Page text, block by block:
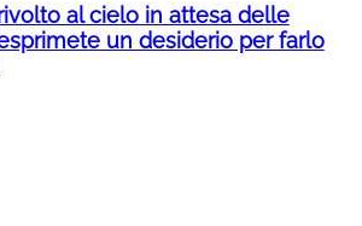
al cielo in attesa delle
un desiderio per farlo